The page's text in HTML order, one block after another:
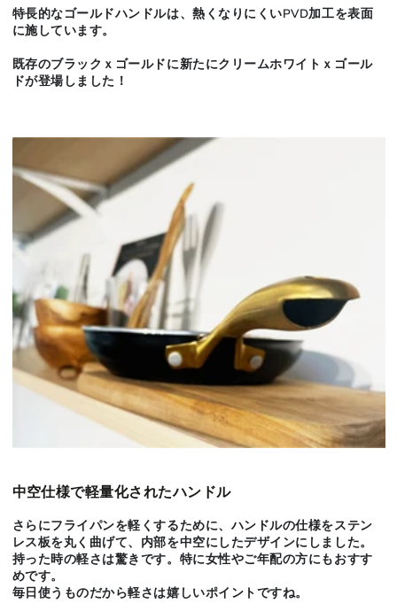
量
を
ら
す
量
を
や
す
特長的なゴールドハンドルは、熱くなりにくいPVD加工を表面
に施しています。
既存のブラックｘゴールドに新たにクリームホワイトｘゴール
ドが登場しました！
中空仕様で軽量化されたハンドル
さらにフライパンを軽くするために、ハンドルの仕様をステン
レス板を丸く曲げて、内部を中空にしたデザインにしました。
持った時の軽さは驚きです。特に女性やご年配の方にもおすす
めです。
毎日使うものだから軽さは嬉しいポイントですね。